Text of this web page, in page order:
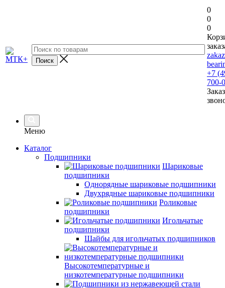
0
0
0
+7
700-
Меню
Каталог
Подшипники
Шариковые
подшипники
Однорядные шариковые подшипники
Двухрядные шариковые подшипники
Роликовые
подшипники
Игольчатые
подшипники
Шайбы для игольчатых подшипников
Высокотемпературные и
низкотемпературные подшипники